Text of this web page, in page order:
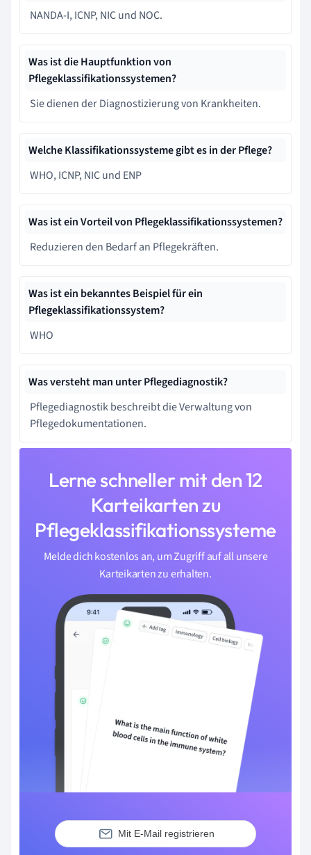
NANDA-I, ICNP, NIC und NOC.
Was ist die Hauptfunktion von
Pflegeklassifikationssystemen?
Sie dienen der Diagnostizierung von Krankheiten.
Welche Klassifikationssysteme gibt es in der Pflege?
WHO, ICNP, NIC und ENP
Was ist ein Vorteil von Pflegeklassifikationssystemen?
Reduzieren den Bedarf an Pflegekräften.
Was ist ein bekanntes Beispiel für ein
Pflegeklassifikationssystem?
WHO
Was versteht man unter Pflegediagnostik?
Pflegediagnostik beschreibt die Verwaltung von
Pflegedokumentationen.
Lerne schneller mit den 12
Karteikarten zu
Pflegeklassifikationssysteme
Melde dich kostenlos an, um Zugriff auf all unsere
Karteikarten zu erhalten.
Mit E-Mail registrieren